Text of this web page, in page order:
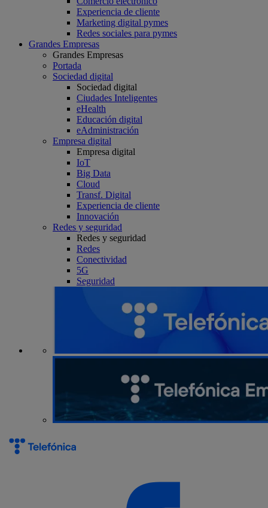
Experiencia de cliente
Marketing digital pymes
Redes sociales para pymes
Grandes Empresas
Grandes Empresas
Portada
Sociedad digital
Sociedad digital
Ciudades Inteligentes
eHealth
Educación digital
eAdministración
Empresa digital
Empresa digital
IoT
Big Data
Cloud
Transf. Digital
Experiencia de cliente
Innovación
Redes y seguridad
Redes y seguridad
Redes
Conectividad
5G
Seguridad